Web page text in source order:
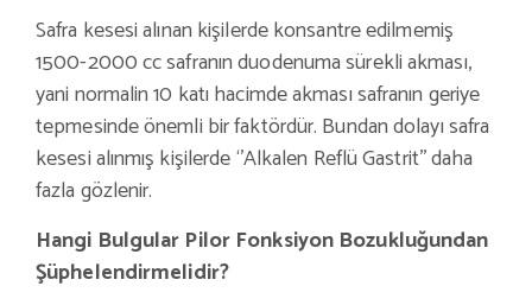
Safra kesesi alınan kişilerde konsantre edilmemiş
1500-2000 cc safranın duodenuma sürekli akması,
yani normalin 10 katı hacimde akması safranın geriye
tepmesinde önemli bir faktördür. Bundan dolayı safra
kesesi alınmış kişilerde ‘’Alkalen Reflü Gastrit’’ daha
fazla gözlenir.
Hangi Bulgular Pilor Fonksiyon Bozukluğundan
Şüphelendirmelidir?